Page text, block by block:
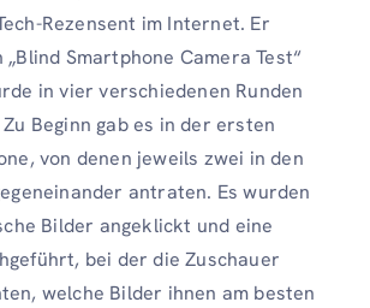
Rezensent im Internet. Er
Smartphone Camera Test“
in vier verschiedenen Runden
Beginn gab es in der ersten
von denen jeweils zwei in den
antraten. Es wurden
Bilder angeklickt und eine
bei der die Zuschauer
welche Bilder ihnen am besten